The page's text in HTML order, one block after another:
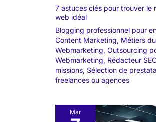
7 astuces clés pour trouver le
web idéal
Blogging professionnel pour
Content Marketing, Métiers du
Webmarketing, Outsourcing
Webmarketing, Rédacteur
missions, Sélection de
freelances ou agences
Mar